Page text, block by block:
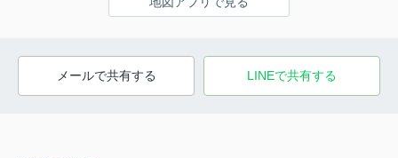
メールで共有する LINEで共有する